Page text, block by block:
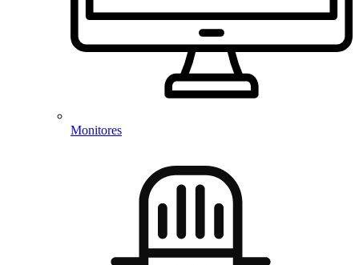
Monitores